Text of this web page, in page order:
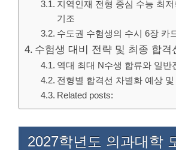
지역인재 전형 중심 수능 최
기조
수도권 수험생의 수시 6장 카
수험생 대비 전략 및 최종 합격
역대 최대 N수생 합류와 일반
전형별 합격선 차별화 예상 및
Related posts:
2027학년도 의과대학